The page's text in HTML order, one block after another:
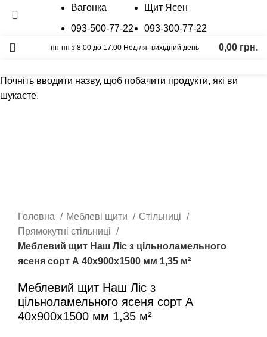
Вагонка
093-500-77-22
Щит Ясен
093-300-77-22
пн-пн з 8:00 до 17:00 Неділя- вихідний день 0,00 грн.
Головна Меблеві щити
Стільниці
Прямокутні стільниці
Меблевий щит Наш Ліс з цільноламельного
ясеня сорт А 40х900х1500 мм 1,35 м²
Меблевий щит Наш Ліс з
цільноламельного ясеня сорт А
40х900х1500 мм 1,35 м²
Почніть вводити назву, щоб побачити продукти, які ви
шукаєте.